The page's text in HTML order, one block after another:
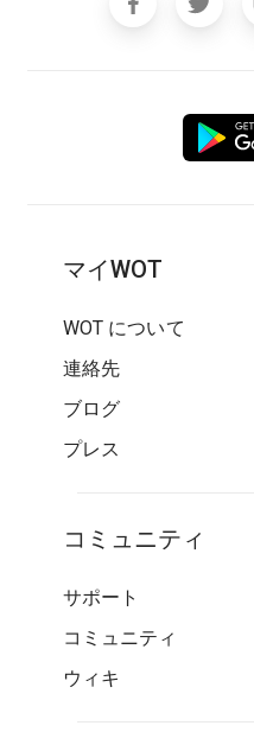
マイWOT
WOT について
連絡先
ブログ
プレス
コミュニティ
サポート
コミュニティ
ウィキ